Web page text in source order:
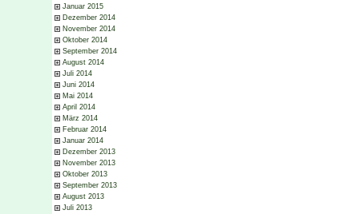
Januar 2015
Dezember 2014
November 2014
Oktober 2014
September 2014
August 2014
Juli 2014
Juni 2014
Mai 2014
April 2014
März 2014
Februar 2014
Januar 2014
Dezember 2013
November 2013
Oktober 2013
September 2013
August 2013
Juli 2013